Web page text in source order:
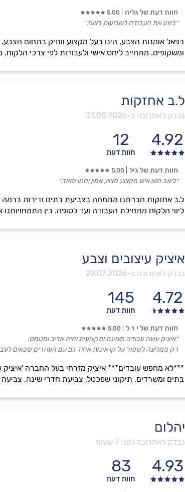
רפאל אומנות הצבע, הינו בעל מקצוע וותיק בתחום
ומשקופים. מתחייב ליחס אישי ולעבודות לפי צרכי
חוות דעת של גליה 5.00
״ביצע את העבודה לשביעות רצוני.״
ל.ב אחזקות
נבדק לאחרונה ב-31.05.2026
4.92
12
חוות דעת
ל.ב אחזקות חברתנו מתמחה בצביעת בתים ודירות ברמה
ליווי הלקוח מתחילת העבודה ועד לסופה. בין
חוות דעת של גיל 5.00
״ליאב הוא איש מקצוע מצוין, אמין והגון מאוד.״
איציק עיצובים וצבע
נבדק לאחרונה ב-29.07.2026
4.72
145
חוות דעת
***לא מחפש עובדים*** איציק מזרחי בעל החברה 'איציק
בתים ומשרדים, תיקוני שפכטל, צביעת חדרי שינה, צביעה
חוות דעת של י ר ל 5.00
״איציק עשה עבודה מצוינת ומקצועית והיה אדיב ומנומס.
רק ממליצה לשמור על קו איכות אחיד גם עם העוזרים שבאים
יהלום
נבדק לאחרונה לפני 7 שעות
4.93
83
חוות דעת